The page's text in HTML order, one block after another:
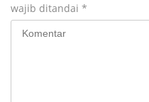
wajib ditandai *